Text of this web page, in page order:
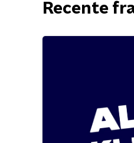
Recente